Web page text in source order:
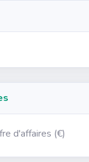
d'affaires (€)